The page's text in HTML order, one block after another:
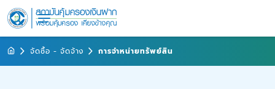
จัดซื้อ - จัดจ้าง การจำหน่ายทรัพย์สิน